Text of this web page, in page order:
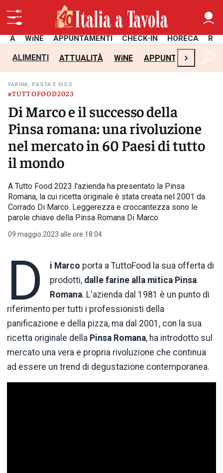
WiNE APPUNTAMENTI CHECK-IN HORECA
ALIMENTI ATTUALITÀ WiNE APPUNTAMENTI
›
#TUTTOFOOD2023
FARINA, PASTA E RISO
Di Marco e il successo della
Pinsa romana: una rivoluzione
nel mercato in 60 Paesi di tutto
il mondo
A Tutto Food 2023 l'azienda ha presentato la Pinsa
Romana, la cui ricetta originale è stata creata nel 2001 da
Corrado Di Marco. Leggerezza e croccantezza sono le
parole chiave della Pinsa Romana Di Marco
09 maggio 2023 alle ore 18:04
D i Marco porta a TuttoFood la sua offerta di
prodotti, dalle farine alla mitica Pinsa
Romana. L'azienda dal 1981 è un punto di
riferimento per tutti i professionisti della
panificazione e della pizza, ma dal 2001, con la sua
ricetta originale della Pinsa Romana, ha introdotto sul
mercato una vera e propria rivoluzione che continua
ad essere un trend di degustazione contemporanea.